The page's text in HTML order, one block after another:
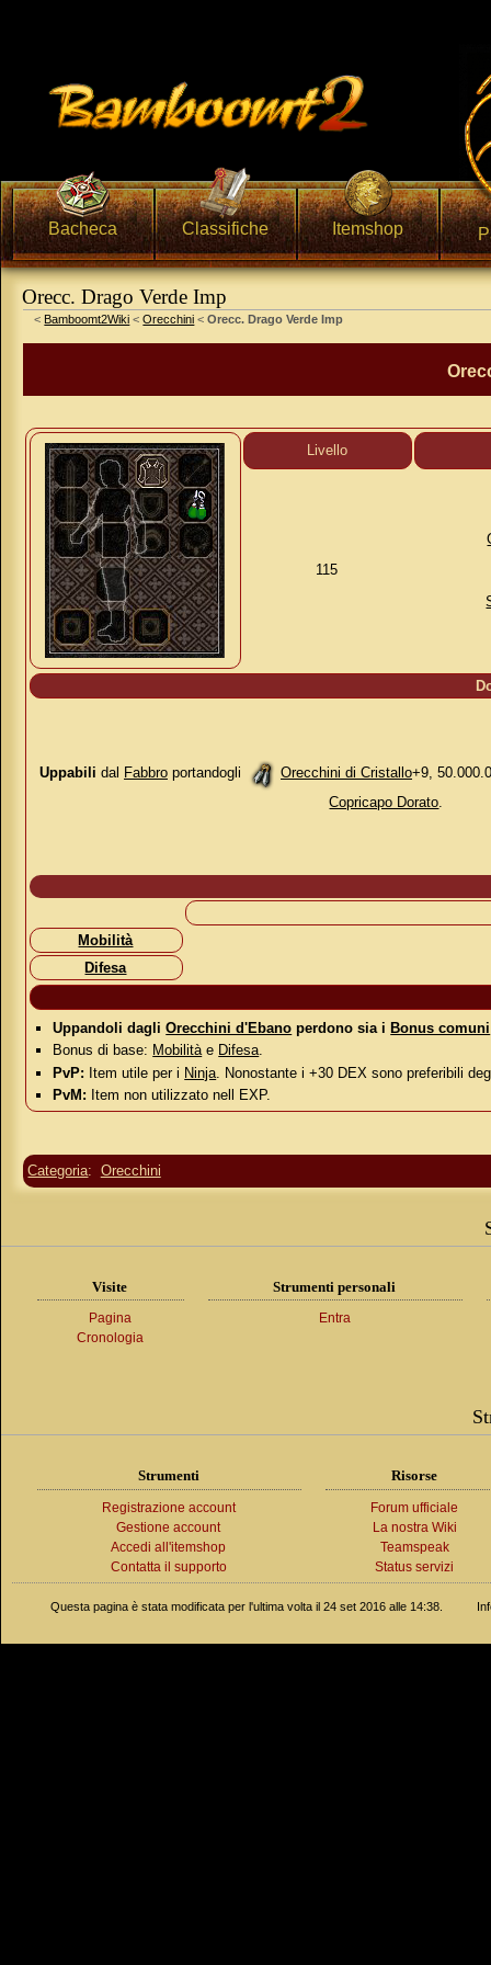
Bacheca Classifiche Itemshop
Orecc. Drago Verde Imp
Vai a:navigazione,ricerca
< Bamboomt2Wiki <Orecchini <Orecc. Drago Verde Imp
Livello
115
Uppabili dal Fabbro portandogli Orecchini di Cristallo+9,
Copricapo Dorato.
Mobilità
Difesa
Uppandoli dagliOrecchini d'Ebano perdono sia i Bonus comuni
Bonus di base: Mobilitàe Difesa.
PvP: Item utile per i Ninja . Nonostante i +30 DEX sono preferibili
PvM: Item non utilizzato nell EXP.
Categoria: Orecchini
Visite
Pagina
Cronologia
Strumenti personali
Entra
Strumenti
Registrazione account
Gestione account
Accedi all'itemshop
Contatta il supporto
Risorse
Forum ufficiale
La nostra Wiki
Teamspeak
Status servizi
Questa pagina è stata modificata per l'ultima volta il 24 set 2016 alle 14:38.